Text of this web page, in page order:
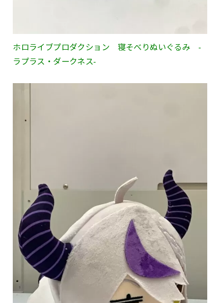
ホロライブプロダクション 寝そべりぬいぐるみ -
ラプラス・ダークネス-